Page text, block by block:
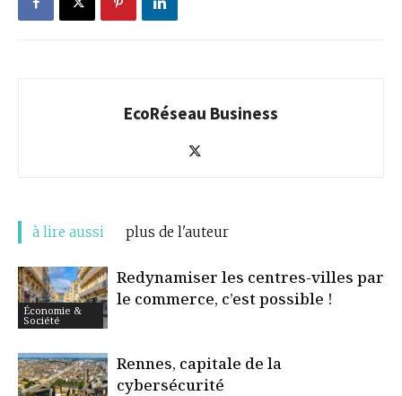
EcoRéseau Business
à lire aussi plus de l'auteur
Économie &
Société
Redynamiser les centres-villes par
le commerce, c’est possible !
Rennes, capitale de la
cybersécurité